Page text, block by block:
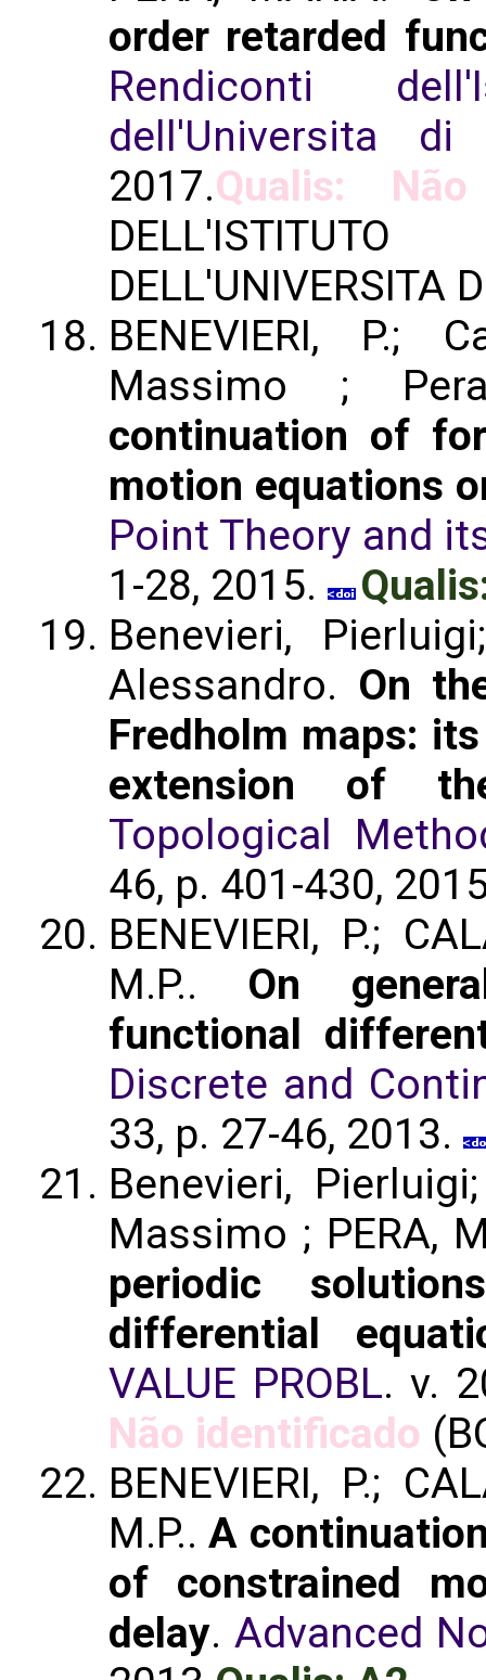
order retarded
Rendiconti
dell'Universita di
2017.Qualis:
DELL'UNIVERSITA
BENEVIERI, P.;
Massimo ;
continuation of
motion equations
Point Theory and
1-28, 2015.
Benevieri,
Alessandro. On
Fredholm maps:
extension of
Topological
46, p. 401-430,
BENEVIERI, P.;
M.P.. On
functional
Discrete and
33, p. 27-46, 2013.
Benevieri,
Massimo ; PERA,
periodic
differential
VALUE PROBL. v.
Não identificado
BENEVIERI, P.;
M.P..A
of constrained
delay. Advanced